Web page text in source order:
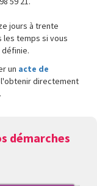
jours à trente
les temps si vous
un acte de
directement
démarches